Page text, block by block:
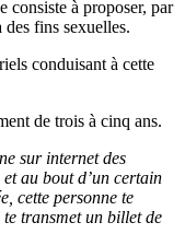
consiste à proposer, par
fins sexuelles.
conduisant à cette
de trois à cinq ans.
sur internet des
au bout d’un certain
cette personne te
transmet un billet de